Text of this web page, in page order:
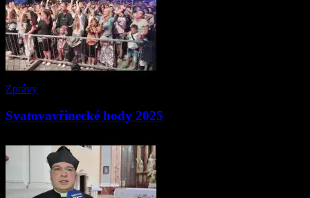
Zprávy
Svatovavřinecké hody 2025